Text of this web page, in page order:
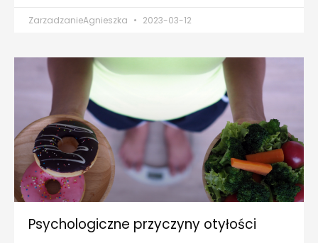
ZarzadzanieAgnieszka 2023-03-12
Psychologiczne przyczyny otyłości